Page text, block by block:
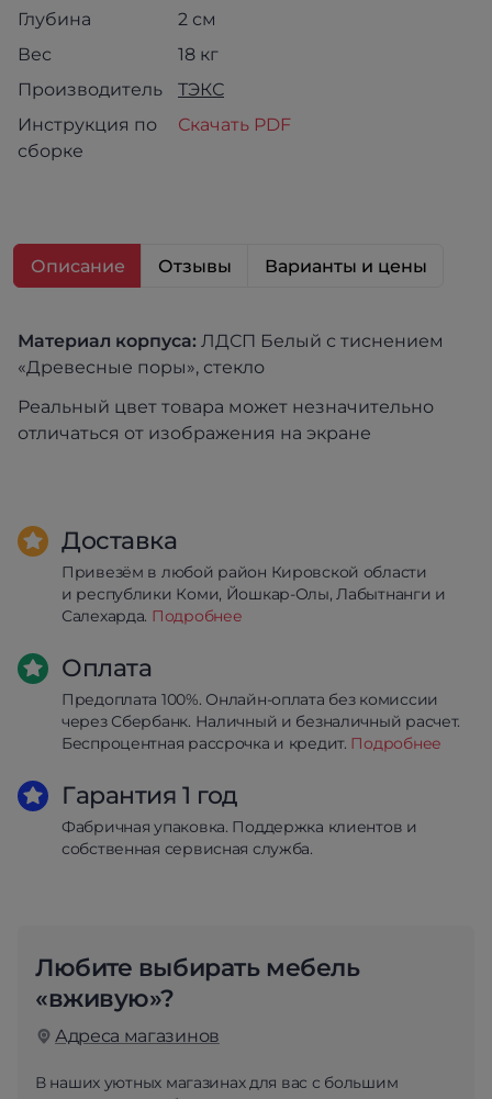
Глубина
2 см
Вес
18 кг
Производитель
ТЭКС
Инструкция по
сборке
Скачать PDF
Описание Отзывы Варианты и цены
Материал корпуса: ЛДСП Белый с тиснением
«Древесные поры», стекло
Реальный цвет товара может незначительно
отличаться от изображения на экране
Доставка
Привезём в любой район Кировской области
и республики Коми, Йошкар-Олы, Лабытнанги и
Салехарда. Подробнее
Оплата
Предоплата 100%. Онлайн-оплата без комиссии
через Сбербанк. Наличный и безналичный расчет.
Беспроцентная рассрочка и кредит. Подробнее
Гарантия 1 год
Фабричная упаковка. Поддержка клиентов и
собственная сервисная служба.
Любите выбирать мебель
«вживую»?
Адреса магазинов
В наших уютных магазинах для вас с большим